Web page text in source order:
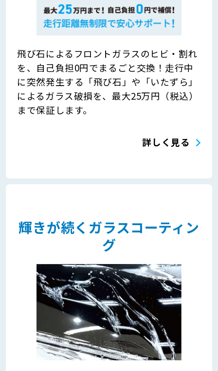
飛び石によるフロントガラスのヒビ・割れ
を、自己負担0円でまるごと交換！走行中
に突然発生する「飛び石」や「いたずら」
によるガラス破損を、最大25万円（税込）
まで保証します。
詳しく見る
輝きが続くガラスコーティン
グ